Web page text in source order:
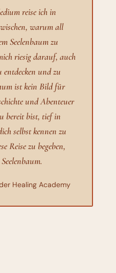
reise ich in
warum all
Seelenbaum zu
riesig darauf, auch
entdecken und zu
ist kein Bild für
und Abenteuer
bereit bist, tief in
selbst kennen zu
Reise zu begeben,
Healing Academy